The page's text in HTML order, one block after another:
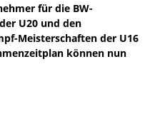
für die BW-
U20 und den
Meisterschaften der U16
können nun